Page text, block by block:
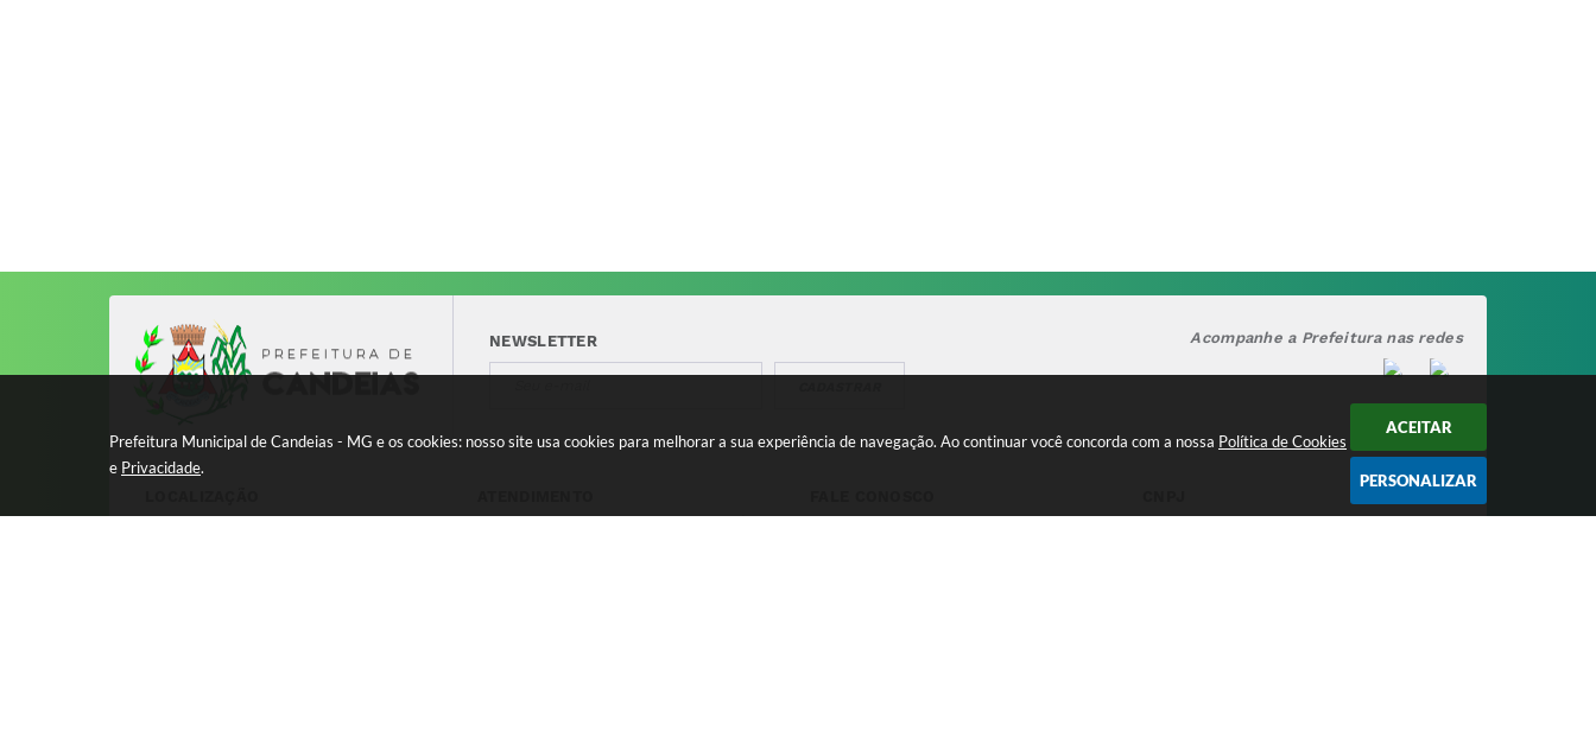
Prefeitura Municipal de Candeias - MG e os cookies: nosso site usa cookies para melhorar a sua experiência de navegação. Ao continuar você concorda com a nossa Política de Cookies
e Privacidade.
ACEITAR
PERSONALIZAR
NEWSLETTER Acompanhe a Prefeitura nas redes
Avenida 17 de Dezembro, nº 240
Segunda-feira a Quinta 08:00 às
Telefone para contato: 17.888.090/0001-00